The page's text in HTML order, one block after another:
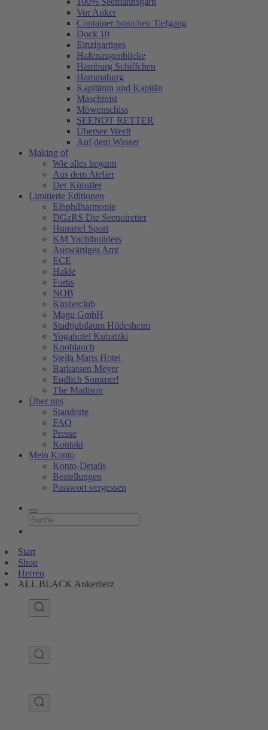
Vor Anker
Container brauchen Tiefgang
Dock 10
Einzigartiges
Hafenaugen­blicke
Hamburg Schiffchen
Hammaburg
Kapitänin und Kapitän
Maschinist
Möwenschiss
SEENOT RETTER
Übersee Werft
Auf dem Wasser
Making of
Wie alles begann
Aus dem Atelier
Der Künstler
Limitierte Editionen
Elbphilharmonie
DGzRS Die Seenotretter
Hummel Sport
KM Yachtbuilders
Auswärtiges Amt
ECE
Hakle
Fortis
NOB
Kinderclub
Magu GmbH
Stadtjubiläum Hildesheim
Yogahotel Kubatzki
Knoblauch
Stella Maris Hotel
Barkassen Meyer
Endlich Sommer!
The Madison
Über uns
Standorte
FAQ
Presse
Kontakt
Mein Konto
Konto-Details
Bestellungen
Passwort vergessen
Start
Shop
Herren
ALL BLACK Ankerherz